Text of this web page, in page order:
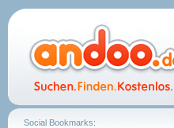
Social Bookmarks: